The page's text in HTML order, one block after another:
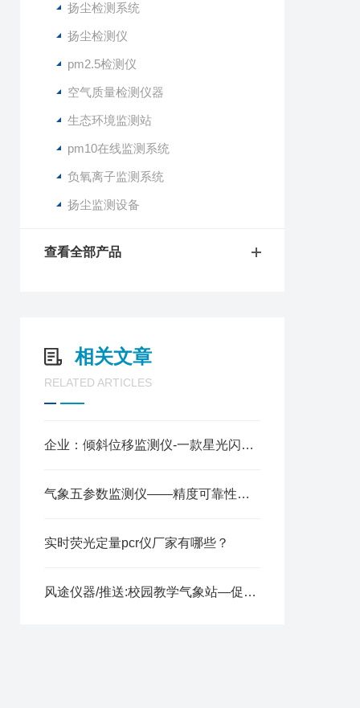
扬尘检测系统
扬尘检测仪
pm2.5检测仪
空气质量检测仪器
生态环境监测站
pm10在线监测系统
负氧离子监测系统
扬尘监测设备
查看全部产品
相关文章
RELATED ARTICLES
企业：倾斜位移监测仪-一款星光闪闪的地质灾害监测预警系统
气象五参数监测仪——精度可靠性价比又高的微型气象站 2025全+境+派+送
实时荧光定量pcr仪厂家有哪些？
风途仪器/推送:校园教学气象站—促进学生对气象学的理解和兴趣